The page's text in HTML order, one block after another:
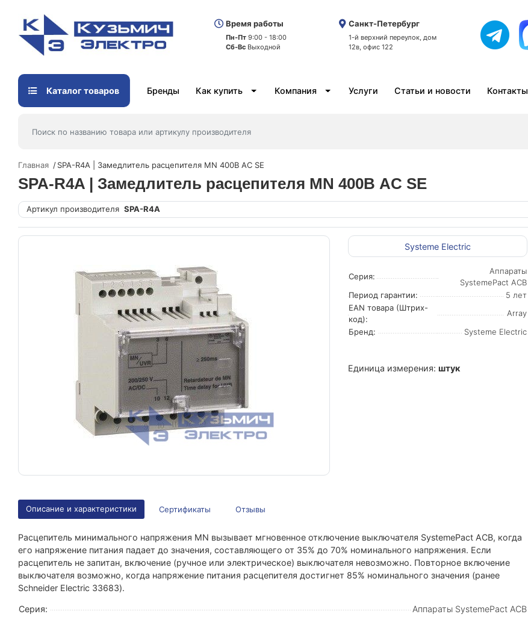
Время работы
Пн-Пт 9:00 - 18:00
Сб-Вс Выходной
Санкт-Петербург
1-й верхний переулок, дом
12в, офис 122
Каталог товаров Бренды Как купить Компания Услуги Статьи и новости Контакты
Главная SPA-R4A | Замедлитель расцепителя MN 400В AC SE
SPA-R4A | Замедлитель расцепителя MN 400В AC SE
Артикул производителя SPA-R4A
Systeme Electric
Серия:
Аппараты
SystemePact ACB
Период гарантии:
5 лет
EAN товара (Штрих-
код):
Array
Бренд:
Systeme Electric
Единица измерения: штук
Описание и характеристики Сертификаты Отзывы
Расцепитель минимального напряжения MN вызывает мгновенное отключение выключателя SystemePact ACB, когда
его напряжение питания падает до значения, составляющего от 35% до 70% номинального напряжения. Если
расцепитель не запитан, включение (ручное или электрическое) выключателя невозможно. Повторное включение
выключателя возможно, когда напряжение питания расцепителя достигнет 85% номинального значения (ранее
Schneider Electric 33683).
Серия:
Аппараты SystemePact ACB